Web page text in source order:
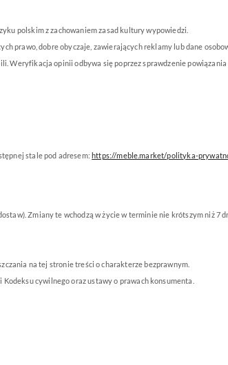
polskim z zachowaniem zasad kultury wypowiedzi.
prawo, dobre obyczaje, zawierających reklamy lub dane
Weryfikacja opinii odbywa się poprzez sprawdzenie
stale pod adresem:https://meble.market/polityka-
Zmiany te wchodzą w życie w terminie nie krótszym niż 7
na tej stronie treści o charakterze bezprawnym.
cywilnego oraz ustawy o prawach konsumenta.